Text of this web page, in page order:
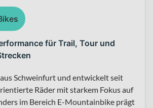
für Trail, Tour und
Schweinfurt und entwickelt seit
Räder mit starkem Fokus auf
im Bereich E-Mountainbike prägt